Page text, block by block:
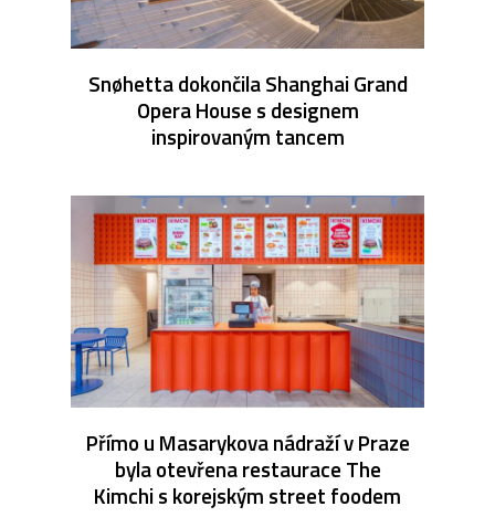
Snøhetta dokončila Shanghai Grand
Opera House s designem
inspirovaným tancem
Přímo u Masarykova nádraží v Praze
byla otevřena restaurace The
Kimchi s korejským street foodem